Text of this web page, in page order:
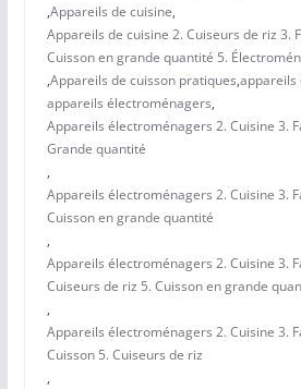
,Appareils de cuisine,
Appareils de cuisine 2. Cuiseurs de riz 3.
Cuisson en grande quantité 5.
,Appareils de cuisson pratiques,appareils
appareils électroménagers,
Appareils électroménagers 2. Cuisine 3.
Grande quantité
,
Appareils électroménagers 2. Cuisine 3.
Cuisson en grande quantité
,
Appareils électroménagers 2. Cuisine 3.
Cuiseurs de riz 5. Cuisson en grande
,
Appareils électroménagers 2. Cuisine 3.
Cuisson 5. Cuiseurs de riz
,